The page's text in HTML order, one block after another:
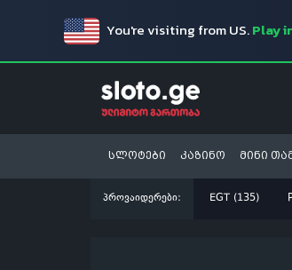
You're visiting from US.Play
სლოტები კაზინო მინი
პროვაიდერები: EGT (135)